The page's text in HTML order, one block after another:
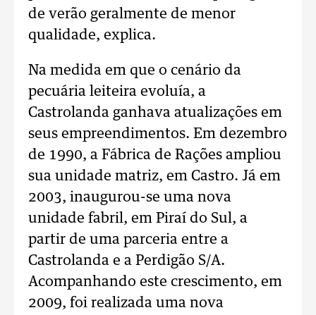
de verão geralmente de menor
qualidade, explica.
Na medida em que o cenário da
pecuária leiteira evoluía, a
Castrolanda ganhava atualizações em
seus empreendimentos. Em dezembro
de 1990, a Fábrica de Rações ampliou
sua unidade matriz, em Castro. Já em
2003, inaugurou-se uma nova
unidade fabril, em Piraí do Sul, a
partir de uma parceria entre a
Castrolanda e a Perdigão S/A.
Acompanhando este crescimento, em
2009, foi realizada uma nova